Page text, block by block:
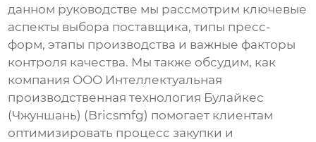
данном руководстве мы рассмотрим ключевые
аспекты выбора поставщика, типы пресс-
форм, этапы производства и важные факторы
контроля качества. Мы также обсудим, как
компания ООО Интеллектуальная
производственная технология Булайкес
(Чжуншань) (Bricsmfg) помогает клиентам
оптимизировать процесс закупки и